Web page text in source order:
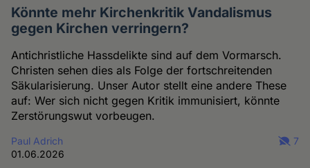
Könnte mehr Kirchenkritik Vandalismus
gegen Kirchen verringern?
Antichristliche Hassdelikte sind auf dem Vormarsch.
Christen sehen dies als Folge der fortschreitenden
Säkularisierung. Unser Autor stellt eine andere These
auf: Wer sich nicht gegen Kritik immunisiert, könnte
Zerstörungswut vorbeugen.
Paul Adrich
01.06.2026
7